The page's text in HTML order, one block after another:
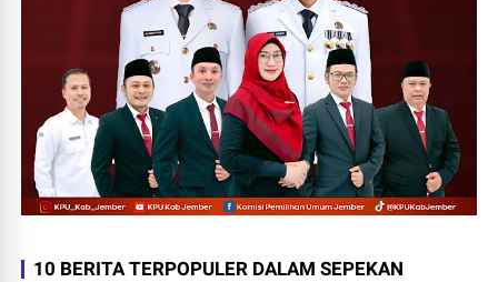
10 BERITA TERPOPULER DALAM SEPEKAN